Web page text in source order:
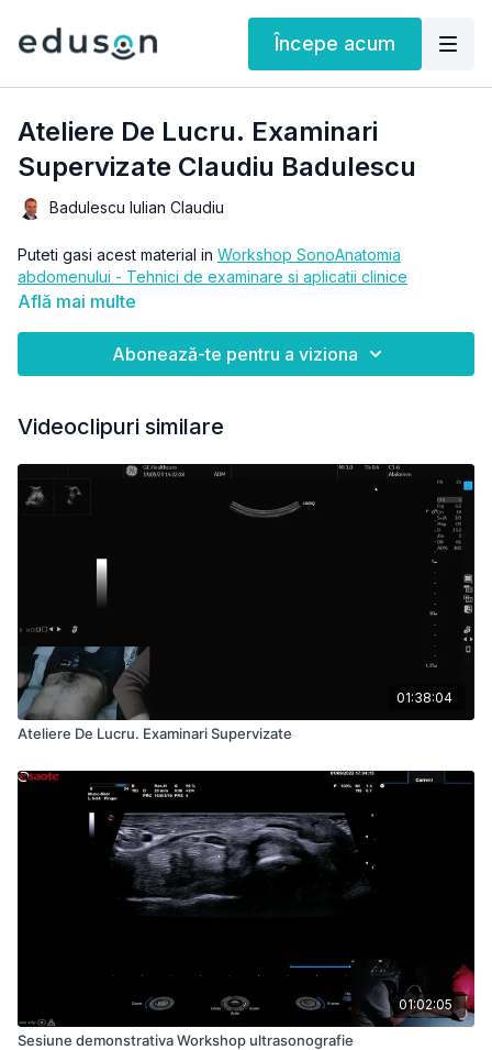
Începe acum
Ateliere De Lucru. Examinari
Supervizate Claudiu Badulescu
Badulescu Iulian Claudiu
Puteti gasi acest material in Workshop SonoAnatomia
abdomenului - Tehnici de examinare si aplicatii clinice
Află mai multe
Abonează-te pentru a viziona
Videoclipuri similare
01:38:04
Ateliere De Lucru. Examinari Supervizate
01:02:05
Sesiune demonstrativa Workshop ultrasonografie